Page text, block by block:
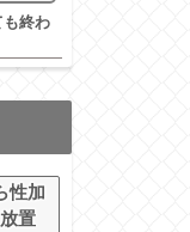
終わ
性加
置